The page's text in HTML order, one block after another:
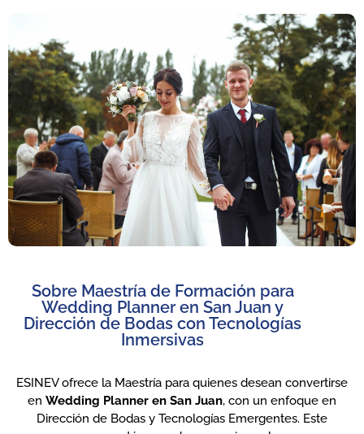
Sobre Maestría de Formación para
Wedding Planner en San Juan y
Dirección de Bodas con Tecnologías
Inmersivas
ESINEV ofrece la Maestría para quienes desean convertirse
en Wedding Planner en San Juan, con un enfoque en
Dirección de Bodas y Tecnologías Emergentes. Este